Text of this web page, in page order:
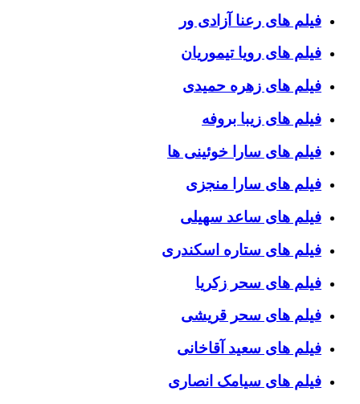
فیلم های رعنا آزادی ور
فیلم های رویا تیموریان
فیلم های زهره حمیدی
فیلم های زیبا بروفه
فیلم های سارا خوئینی ها
فیلم های سارا منجزی
فیلم های ساعد سهیلی
فیلم های ستاره اسکندری
فیلم های سحر زکریا
فیلم های سحر قریشی
فیلم های سعید آقاخانی
فیلم های سیامک انصاری